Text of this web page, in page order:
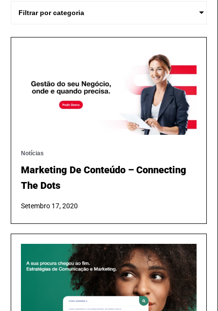
Filtrar por categoria
Notícias
Marketing De Conteúdo – Connecting
The Dots
Setembro 17, 2020